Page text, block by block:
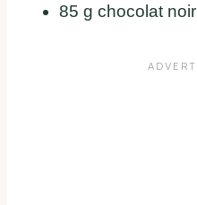
85 g chocolat noir